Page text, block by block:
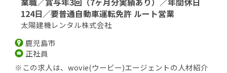
124日／要普通自動車運転免許 ルート営業
太陽建機レンタル株式会社
鹿児島市
正社員
※この求人は、wovie(ウービー)エージェントの人材紹介